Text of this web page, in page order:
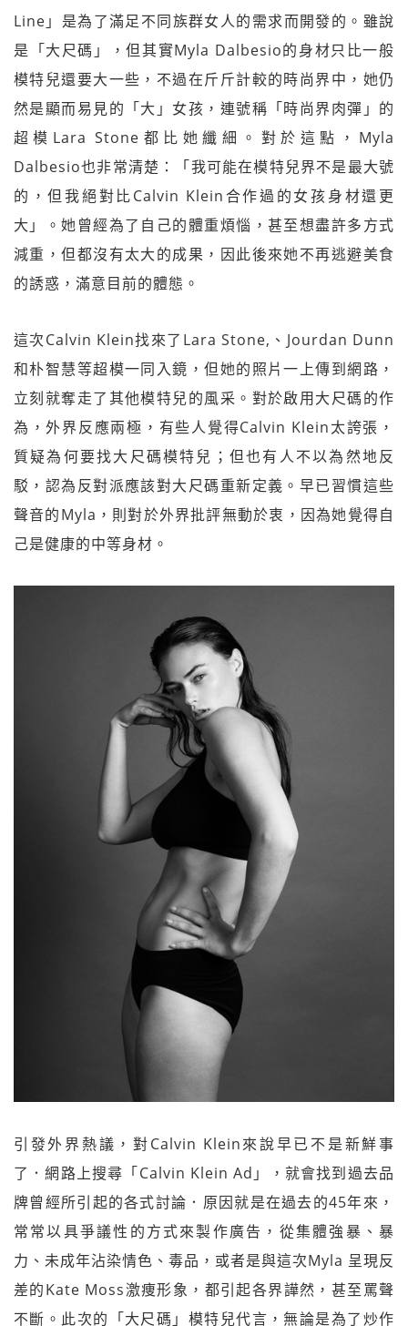
Line」是為了滿足不同族群女人的需求而開發的。雖說
是「大尺碼」，但其實Myla Dalbesio的身材只比一般
模特兒還要大一些，不過在斤斤計較的時尚界中，她仍
然是顯而易見的「大」女孩，連號稱「時尚界肉彈」的
超模Lara Stone都比她纖細。對於這點，Myla
Dalbesio也非常清楚：「我可能在模特兒界不是最大號
的，但我絕對比Calvin Klein合作過的女孩身材還更
大」。她曾經為了自己的體重煩惱，甚至想盡許多方式
減重，但都沒有太大的成果，因此後來她不再逃避美食
的誘惑，滿意目前的體態。
這次Calvin Klein找來了Lara Stone,、Jourdan Dunn
和朴智慧等超模一同入鏡，但她的照片一上傳到網路，
立刻就奪走了其他模特兒的風采。對於啟用大尺碼的作
為，外界反應兩極，有些人覺得Calvin Klein太誇張，
質疑為何要找大尺碼模特兒；但也有人不以為然地反
駁，認為反對派應該對大尺碼重新定義。早已習慣這些
聲音的Myla，則對於外界批評無動於衷，因為她覺得自
己是健康的中等身材。
引發外界熱議，對Calvin Klein來說早已不是新鮮事
了．網路上搜尋「Calvin Klein Ad」，就會找到過去品
牌曾經所引起的各式討論．原因就是在過去的45年來，
常常以具爭議性的方式來製作廣告，從集體強暴、暴
力、未成年沾染情色、毒品，或者是與這次Myla 呈現反
差的Kate Moss激痩形象，都引起各界譁然，甚至罵聲
不斷。此次的「大尺碼」模特兒代言，無論是為了炒作